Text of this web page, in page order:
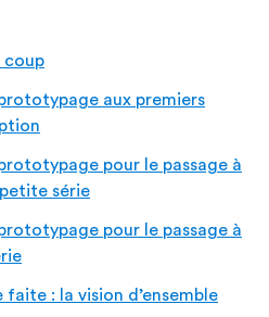
coup
aux premiers
pour le passage à
série
pour le passage à
faite : la vision d’ensemble